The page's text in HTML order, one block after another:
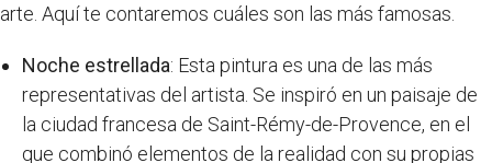
arte. Aquí te contaremos cuáles son las más famosas.
Noche estrellada: Esta pintura es una de las más
representativas del artista. Se inspiró en un paisaje de
la ciudad francesa de Saint-Rémy-de-Provence, en el
que combinó elementos de la realidad con su propias